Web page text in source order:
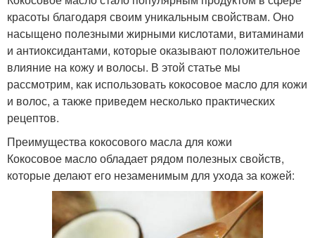
красоты благодаря своим уникальным свойствам. Оно
насыщено полезными жирными кислотами, витаминами
и антиоксидантами, которые оказывают положительное
влияние на кожу и волосы. В этой статье мы
рассмотрим, как использовать кокосовое масло для кожи
и волос, а также приведем несколько практических
рецептов.
Преимущества кокосового масла для кожи
Кокосовое масло обладает рядом полезных свойств,
которые делают его незаменимым для ухода за кожей: